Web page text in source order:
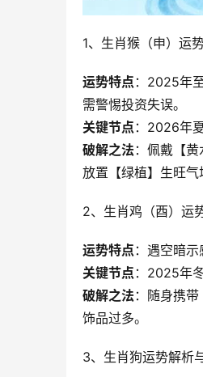
1、生肖猴（申）运
运势特点 ：2025年
需警惕投资失误。
关键节点 ：2026年
破解之法 ：佩戴【
放置【绿植】生旺气
2、生肖鸡（酉）运
运势特点 ：遇空暗
关键节点 ：2025年
破解之法 ：随身携
饰品过多。
3、生肖狗运势解析